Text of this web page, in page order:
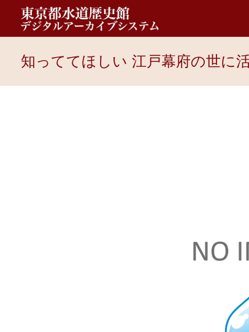
知っててほしい 江戸幕府の世に